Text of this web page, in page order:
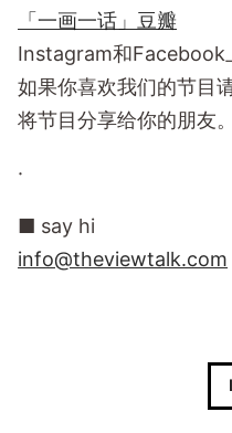
「一画一话」豆瓣
Instagram和Facebook
如果你喜欢我们的节目
将节目分享给你的朋友。
·
■ say hi
info@theviewtalk.com